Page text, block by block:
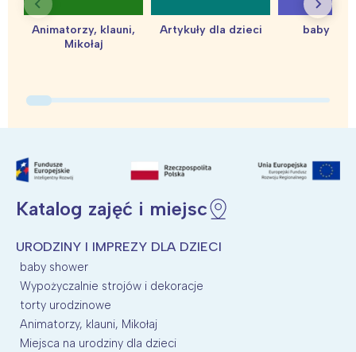
Animatorzy, klauni,
Mikołaj
Artykuły dla dzieci baby
Katalog zajęć i miejsc
URODZINY I IMPREZY DLA DZIECI
baby shower
Wypożyczalnie strojów i dekoracje
torty urodzinowe
Animatorzy, klauni, Mikołaj
Miejsca na urodziny dla dzieci
Warszawa
Łódź
Trójmiasto
Wrocław
Śląsk
Południe
Wszystkie